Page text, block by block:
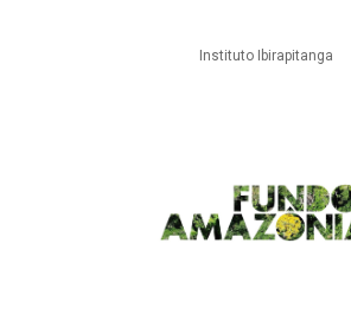
Instituto Ibirapitanga